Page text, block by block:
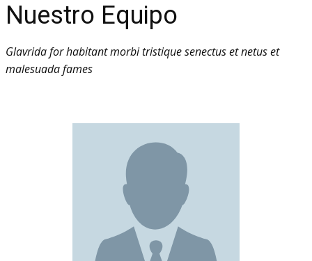
Nuestro Equipo
Glavrida for habitant morbi tristique senectus et netus et
malesuada fames